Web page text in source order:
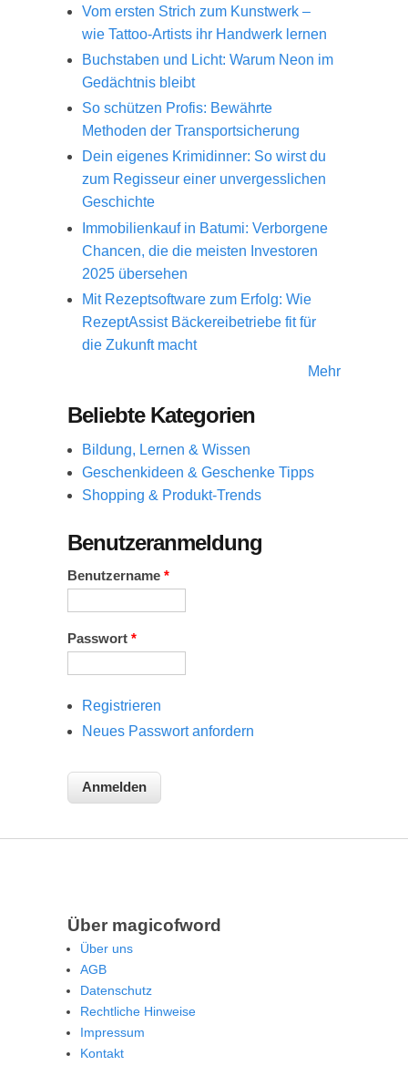
Vom ersten Strich zum Kunstwerk –
wie Tattoo-Artists ihr Handwerk lernen
Buchstaben und Licht: Warum Neon im
Gedächtnis bleibt
So schützen Profis: Bewährte
Methoden der Transportsicherung
Dein eigenes Krimidinner: So wirst du
zum Regisseur einer unvergesslichen
Geschichte
Immobilienkauf in Batumi: Verborgene
Chancen, die die meisten Investoren
2025 übersehen
Mit Rezeptsoftware zum Erfolg: Wie
RezeptAssist Bäckereibetriebe fit für
die Zukunft macht
Mehr
Beliebte Kategorien
Bildung, Lernen & Wissen
Geschenkideen & Geschenke Tipps
Shopping & Produkt-Trends
Benutzeranmeldung
Benutzername *
Passwort *
Registrieren
Neues Passwort anfordern
Über magicofword
Über uns
AGB
Datenschutz
Rechtliche Hinweise
Impressum
Kontakt